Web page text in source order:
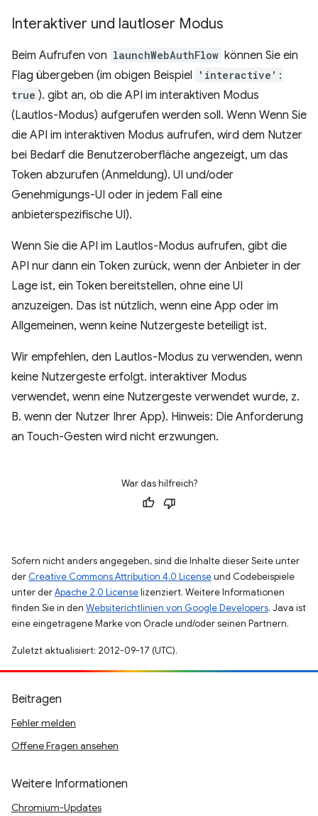
Interaktiver und lautloser Modus
Beim Aufrufen von launchWebAuthFlow können Sie ein
Flag übergeben (im obigen Beispiel
'interactive':
true ). gibt an, ob die API im interaktiven Modus
(Lautlos-Modus) aufgerufen werden soll. Wenn Wenn Sie
die API im interaktiven Modus aufrufen, wird dem Nutzer
bei Bedarf die Benutzeroberfläche angezeigt, um das
Token abzurufen (Anmeldung). UI und/oder
Genehmigungs-UI oder in jedem Fall eine
anbieterspezifische UI).
Wenn Sie die API im Lautlos-Modus aufrufen, gibt die
API nur dann ein Token zurück, wenn der Anbieter in der
Lage ist, ein Token bereitstellen, ohne eine UI
anzuzeigen. Das ist nützlich, wenn eine App oder im
Allgemeinen, wenn keine Nutzergeste beteiligt ist.
Wir empfehlen, den Lautlos-Modus zu verwenden, wenn
keine Nutzergeste erfolgt. interaktiver Modus
verwendet, wenn eine Nutzergeste verwendet wurde, z.
B. wenn der Nutzer Ihrer App). Hinweis: Die Anforderung
an Touch-Gesten wird nicht erzwungen.
War das hilfreich?
Sofern nicht anders angegeben, sind die Inhalte dieser Seite unter
der Creative Commons Attribution 4.0 Licenseund Codebeispiele
unter derApache 2.0 Licenselizenziert. Weitere Informationen
finden Sie in den Websiterichtlinien von Google Developers. Java ist
eine eingetragene Marke von Oracle und/oder seinen Partnern.
Zuletzt aktualisiert: 2012-09-17 (UTC).
Beitragen
Fehler melden
Offene Fragen ansehen
Weitere Informationen
Chromium-Updates